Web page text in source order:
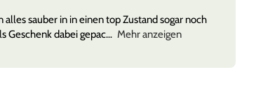
alles sauber in in einen top Zustand sogar noch
Geschenk dabei gepac
Mehr anzeigen